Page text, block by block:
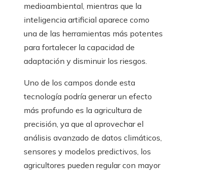
medioambiental, mientras que la
inteligencia artificial aparece como
una de las herramientas más potentes
para fortalecer la capacidad de
adaptación y disminuir los riesgos.
Uno de los campos donde esta
tecnología podría generar un efecto
más profundo es la agricultura de
precisión, ya que al aprovechar el
análisis avanzado de datos climáticos,
sensores y modelos predictivos, los
agricultores pueden regular con mayor